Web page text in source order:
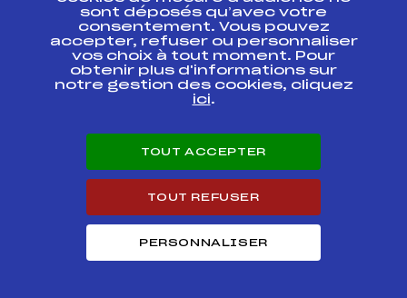
Antidopage
Pôle Développement, Formation, Suivi
Scientifique
Listes ministérielles
Pôle vie de l’athlète
Enseignement professionnel
Carrières
sont déposés qu’avec votre
consentement. Vous pouvez
accepter, refuser ou personnaliser
vos choix à tout moment. Pour
obtenir plus d'informations sur
notre gestion des cookies, cliquez
ici.
TOUT ACCEPTER
TOUT REFUSER
PERSONNALISER